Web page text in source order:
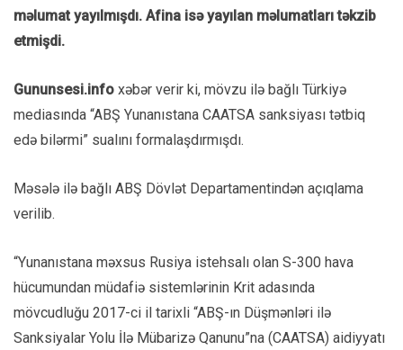
məlumat yayılmışdı. Afina isə yayılan məlumatları təkzib
etmişdi.
Gununsesi.info xəbər verir ki, mövzu ilə bağlı Türkiyə
mediasında “ABŞ Yunanıstana CAATSA sanksiyası tətbiq
edə bilərmi” sualını formalaşdırmışdı.
Məsələ ilə bağlı ABŞ Dövlət Departamentindən açıqlama
verilib.
“Yunanıstana məxsus Rusiya istehsalı olan S-300 hava
hücumundan müdafiə sistemlərinin Krit adasında
mövcudluğu 2017-ci il tarixli “ABŞ-ın Düşmənləri ilə
Sanksiyalar Yolu İlə Mübarizə Qanunu”na (CAATSA) aidiyyatı